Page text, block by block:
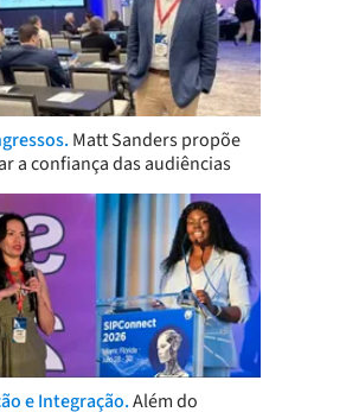
Matt Sanders propõe
a confiança das audiências
e Integração.Além do